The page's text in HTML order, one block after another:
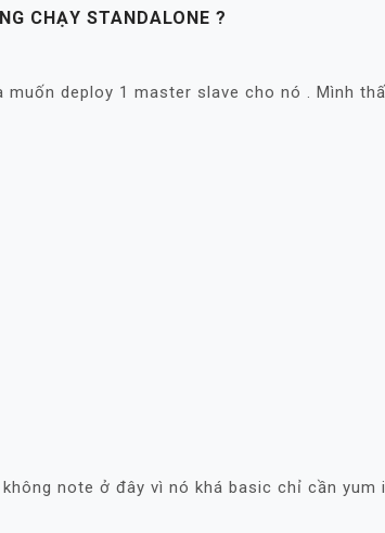
CHẠY STANDALONE ?
deploy 1 master slave cho nó . Mình
note ở đây vì nó khá basic chỉ cần yum